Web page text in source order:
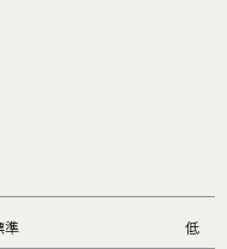
準 低